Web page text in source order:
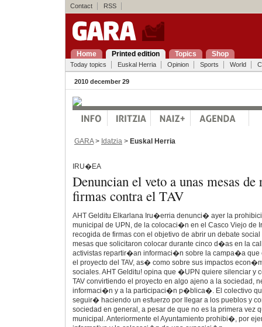
Contact RSS
Home Printed edition Topics Shop
Today topics Euskal Herria Opinion Sports World
2010 december 29
GARA> Idatzia > Euskal Herria
IRU�EA
Denuncian el veto a unas mesas de
firmas contra el TAV
AHT Gelditu Elkarlana Iru�erria denunci� ayer la
municipal de UPN, de la colocaci�n en el Casco Viejo de
recogida de firmas con el objetivo de abrir un debate social
mesas que solicitaron colocar durante cinco d�as en la
activistas repartir�an informaci�n sobre la campa�a
el proyecto del TAV, as� como sobre sus impactos
sociales. AHT Gelditu! opina que �UPN quiere silenciar y
TAV convirtiendo el proyecto en algo ajeno a la sociedad,
informaci�n y a la participaci�n p�blica�. El colectivo
seguir� haciendo un esfuerzo por llegar a los pueblos y
sociedad en general, a pesar de que no es la primera vez
municipal. Anteriormente el Ayuntamiento prohibi�, por